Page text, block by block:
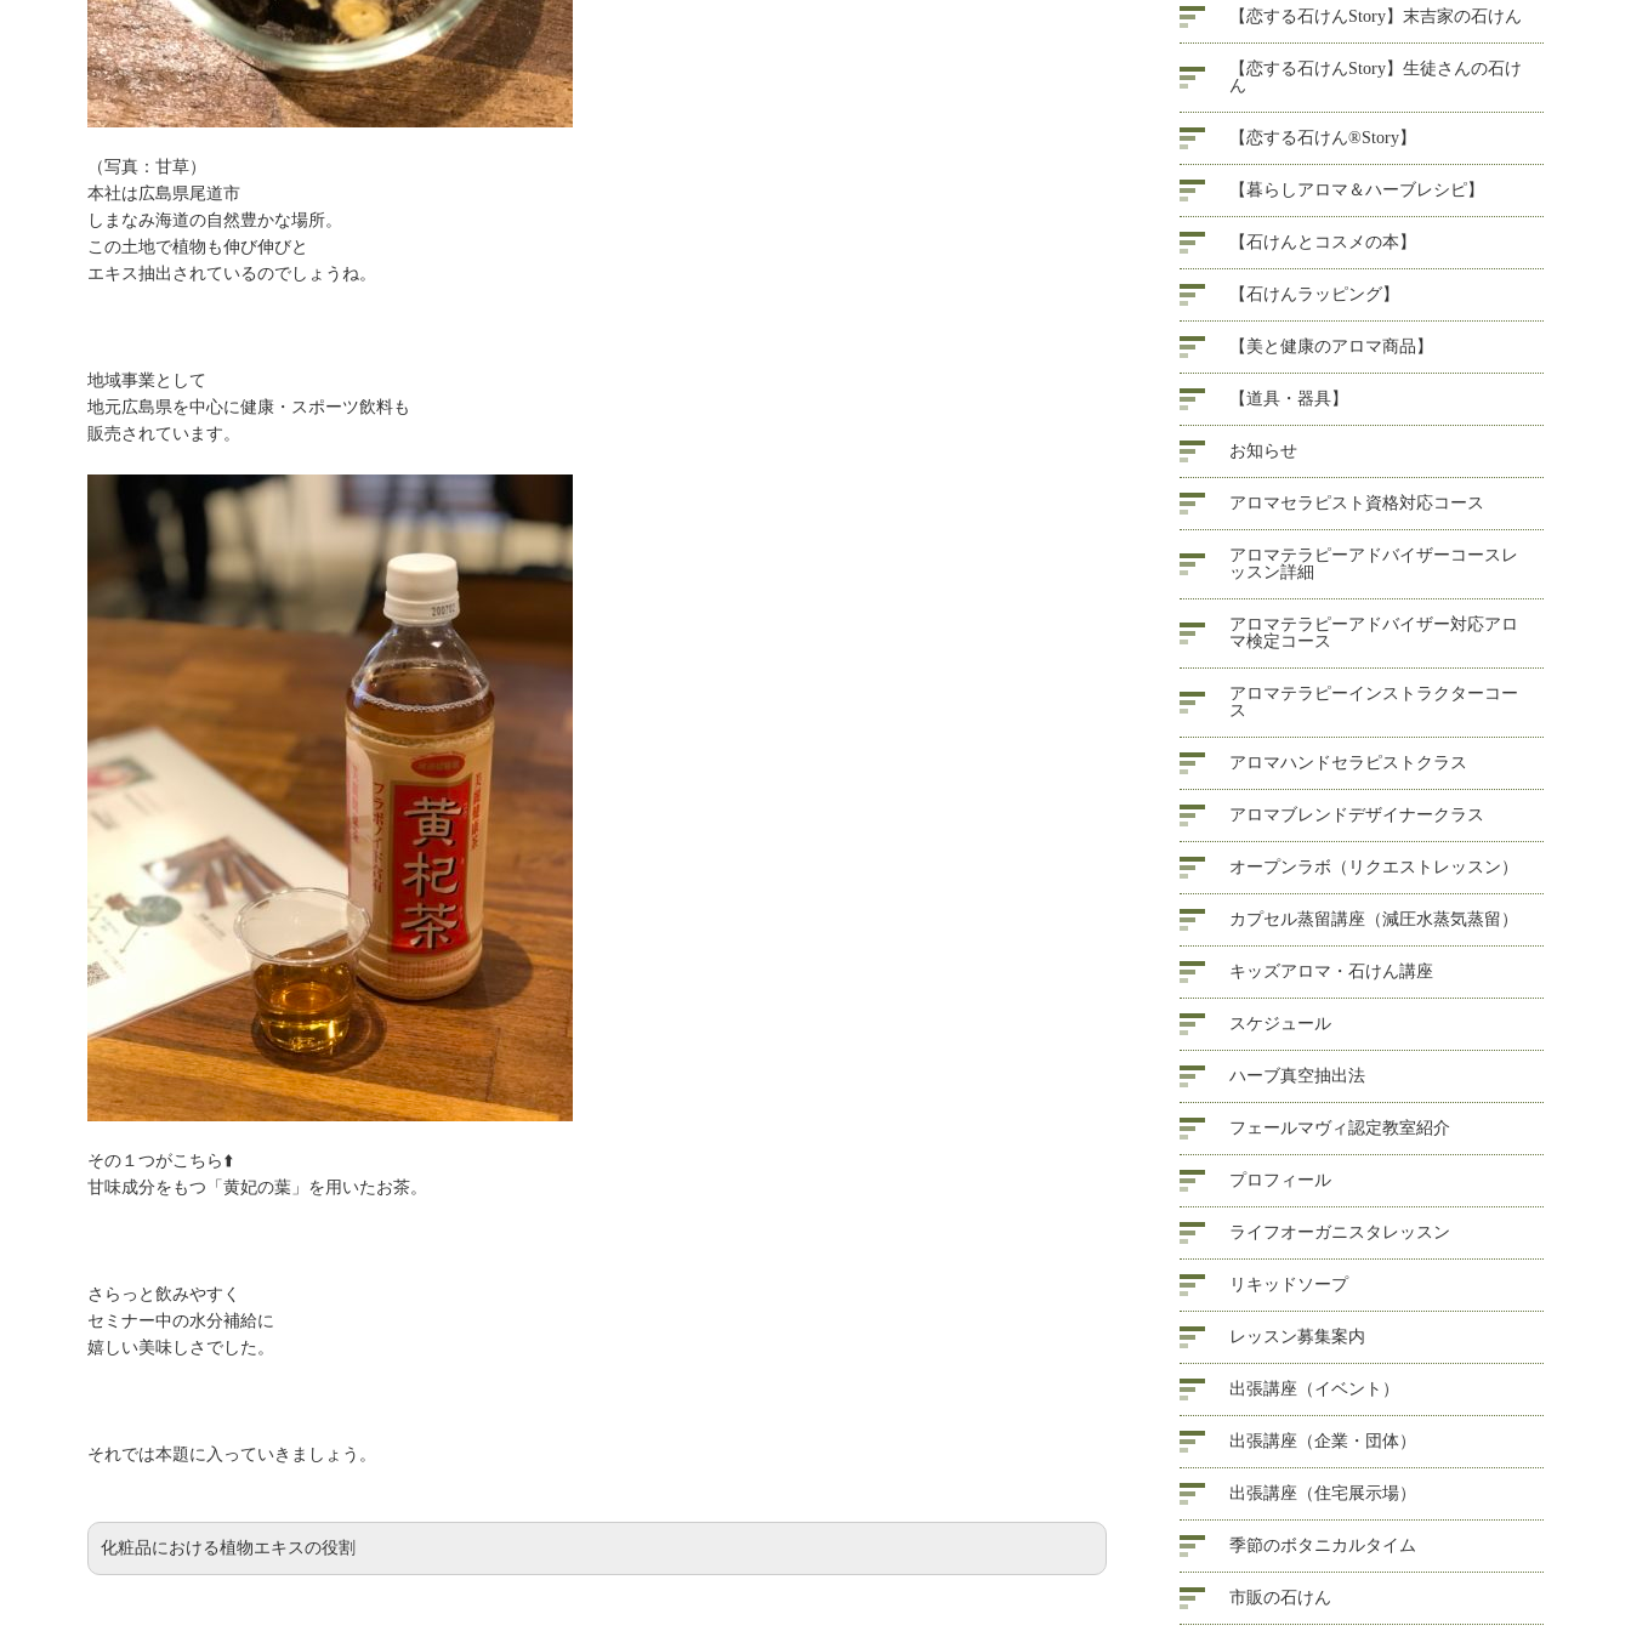
（写真：甘草）
本社は広島県尾道市
しまなみ海道の自然豊かな場所。
この土地で植物も伸び伸びと
エキス抽出されているのでしょうね。
地域事業として
地元広島県を中心に健康・スポーツ飲料も
販売されています。
その１つがこちら⬆️
甘味成分をもつ「黄妃の葉」を用いたお茶。
さらっと飲みやすく
セミナー中の水分補給に
嬉しい美味しさでした。
それでは本題に入っていきましょう。
化粧品における植物エキスの役割
【恋する石けんStory】末吉家の石けん
【恋する石けんStory】生徒さんの石け
ん
【恋する石けん®Story】
【暮らしアロマ＆ハーブレシピ】
【石けんとコスメの本】
【石けんラッピング】
【美と健康のアロマ商品】
【道具・器具】
お知らせ
アロマセラピスト資格対応コース
アロマテラピーアドバイザーコースレ
ッスン詳細
アロマテラピーアドバイザー対応アロ
マ検定コース
アロマテラピーインストラクターコー
ス
アロマハンドセラピストクラス
アロマブレンドデザイナークラス
オープンラボ（リクエストレッスン）
カプセル蒸留講座（減圧水蒸気蒸留）
キッズアロマ・石けん講座
スケジュール
ハーブ真空抽出法
フェールマヴィ認定教室紹介
プロフィール
ライフオーガニスタレッスン
リキッドソープ
レッスン募集案内
出張講座（イベント）
出張講座（企業・団体）
出張講座（住宅展示場）
季節のボタニカルタイム
市販の石けん